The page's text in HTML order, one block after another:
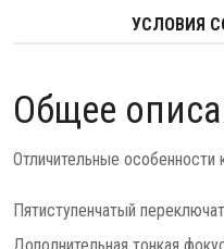
УСЛОВИЯ
Общее
Отличительные особенности
Пятиступенчатый